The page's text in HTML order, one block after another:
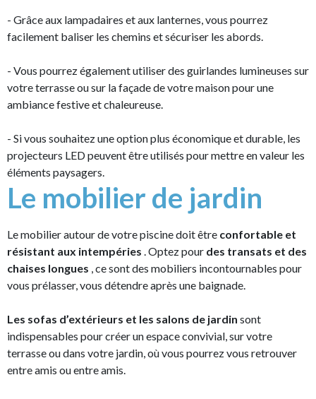
- Grâce aux lampadaires et aux lanternes, vous pourrez
facilement baliser les chemins et sécuriser les abords.
- Vous pourrez également utiliser des guirlandes lumineuses sur
votre terrasse ou sur la façade de votre maison pour une
ambiance festive et chaleureuse.
- Si vous souhaitez une option plus économique et durable, les
projecteurs LED peuvent être utilisés pour mettre en valeur les
éléments paysagers.
Le mobilier de jardin
Le mobilier autour de votre piscine doit être confortable et
résistant aux intempéries . Optez pour des transats et des
chaises longues , ce sont des mobiliers incontournables pour
vous prélasser, vous détendre après une baignade.
Les sofas d’extérieurs et les salons de jardin sont
indispensables pour créer un espace convivial, sur votre
terrasse ou dans votre jardin, où vous pourrez vous retrouver
entre amis ou entre amis.